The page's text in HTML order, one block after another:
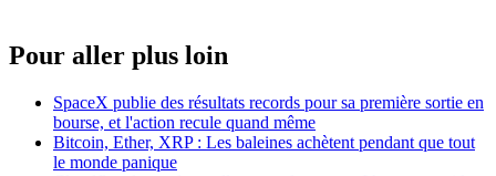
Pour aller plus loin
SpaceX publie des résultats records pour sa première sortie en
bourse, et l'action recule quand même
Bitcoin, Ether, XRP : Les baleines achètent pendant que tout
le monde panique